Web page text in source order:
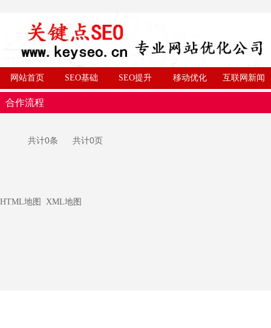
网站首页 SEO基础 SEO提升 移动优化 互联网新闻
合作流程
共计0条 共计0页
HTML地图 XML地图